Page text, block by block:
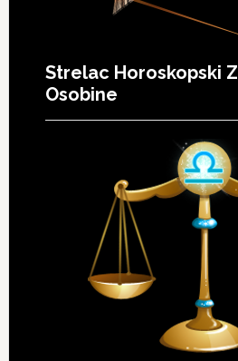
Strelac Horoskopski
Osobine